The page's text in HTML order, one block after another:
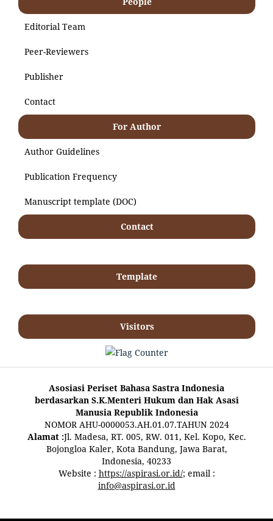
Editorial Team
Peer-Reviewers
Publisher
Contact
For Author
Author Guidelines
Publication Frequency
Manuscript template (DOC)
Contact
Template
Visitors
Asosiasi Periset Bahasa Sastra Indonesia
berdasarkan S.K.Menteri Hukum dan Hak Asasi
Manusia Republik Indonesia
NOMOR AHU-0000053.AH.01.07.TAHUN 2024
Alamat :Jl. Madesa, RT. 005, RW. 011, Kel. Kopo, Kec.
Bojongloa Kaler, Kota Bandung, Jawa Barat,
Indonesia, 40233
Website : https://aspirasi.or.id/; email :
info@aspirasi.or.id